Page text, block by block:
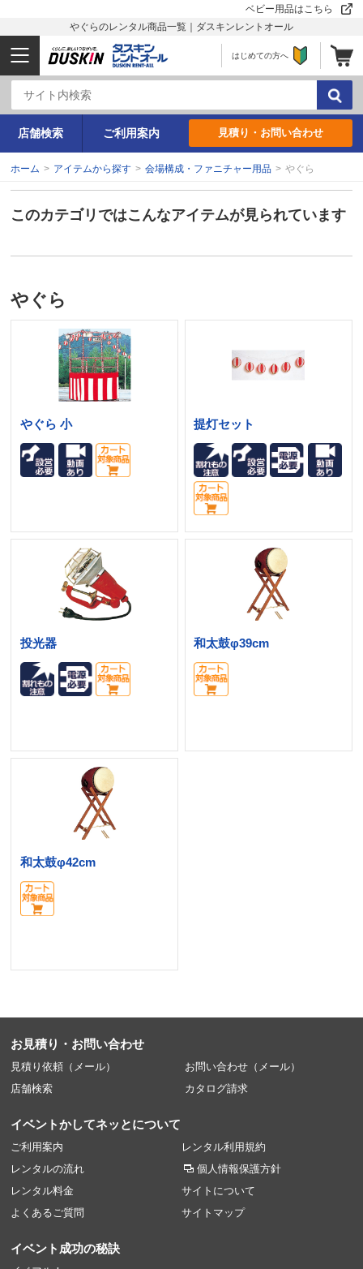
ベビー用品はこちら
やぐらのレンタル商品一覧｜ダスキンレントオール
はじめての方へ
店舗検索 ご利用案内 見積り・お問い合わせ
ホーム > アイテムから探す > 会場構成・ファニチャー用品 > やぐら
このカテゴリではこんなアイテムが見られています
やぐら
やぐら 小 提灯セット
投光器 和太鼓φ39cm
和太鼓φ42cm
お見積り・お問い合わせ
見積り依頼（メール）
お問い合わせ（メール）
店舗検索
カタログ請求
イベントかしてネッとについて
ご利用案内
レンタルの流れ
レンタル料金
よくあるご質問
レンタル利用規約
個人情報保護方針
サイトについて
サイトマップ
イベント成功の秘訣